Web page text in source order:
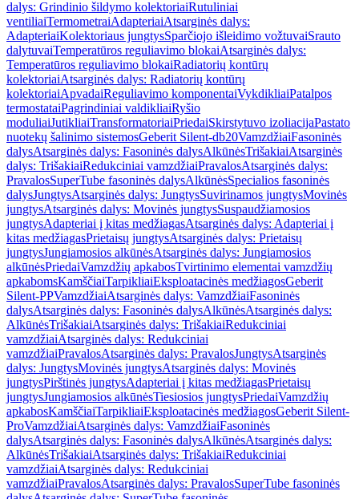
dalys: Grindinio šildymo kolektoriaiRutuliniai
ventiliaiTermometraiAdapteriaiAtsarginės dalys:
AdapteriaiKolektoriaus jungtysSparčiojo išleidimo vožtuvaiSrauto
dalytuvaiTemperatūros reguliavimo blokaiAtsarginės dalys:
Temperatūros reguliavimo blokaiRadiatorių kontūrų
kolektoriaiAtsarginės dalys: Radiatorių kontūrų
kolektoriaiApvadaiReguliavimo komponentaiVykdikliaiPatalpos
termostataiPagrindiniai valdikliaiRyšio
moduliaiJutikliaiTransformatoriaiPriedaiSkirstytuvo izoliacijaPastato
nuotekų šalinimo sistemosGeberit Silent-db20VamzdžiaiFasoninės
dalysAtsarginės dalys: Fasoninės dalysAlkūnėsTrišakiaiAtsarginės
dalys: TrišakiaiRedukciniai vamzdžiaiPravalosAtsarginės dalys:
PravalosSuperTube fasoninės dalysAlkūnėsSpecialios fasoninės
dalysJungtysAtsarginės dalys: JungtysSuvirinamos jungtysMovinės
jungtysAtsarginės dalys: Movinės jungtysSuspaudžiamosios
jungtysAdapteriai į kitas medžiagasAtsarginės dalys: Adapteriai į
kitas medžiagasPrietaisų jungtysAtsarginės dalys: Prietaisų
jungtysJungiamosios alkūnėsAtsarginės dalys: Jungiamosios
alkūnėsPriedaiVamzdžių apkabosTvirtinimo elementai vamzdžių
apkabomsKamščiaiTarpikliaiEksploatacinės medžiagosGeberit
Silent-PPVamzdžiaiAtsarginės dalys: VamzdžiaiFasoninės
dalysAtsarginės dalys: Fasoninės dalysAlkūnėsAtsarginės dalys:
AlkūnėsTrišakiaiAtsarginės dalys: TrišakiaiRedukciniai
vamzdžiaiAtsarginės dalys: Redukciniai
vamzdžiaiPravalosAtsarginės dalys: PravalosJungtysAtsarginės
dalys: JungtysMovinės jungtysAtsarginės dalys: Movinės
jungtysPirštinės jungtysAdapteriai į kitas medžiagasPrietaisų
jungtysJungiamosios alkūnėsTiesiosios jungtysPriedaiVamzdžių
apkabosKamščiaiTarpikliaiEksploatacinės medžiagosGeberit Silent-
ProVamzdžiaiAtsarginės dalys: VamzdžiaiFasoninės
dalysAtsarginės dalys: Fasoninės dalysAlkūnėsAtsarginės dalys:
AlkūnėsTrišakiaiAtsarginės dalys: TrišakiaiRedukciniai
vamzdžiaiAtsarginės dalys: Redukciniai
vamzdžiaiPravalosAtsarginės dalys: PravalosSuperTube fasoninės